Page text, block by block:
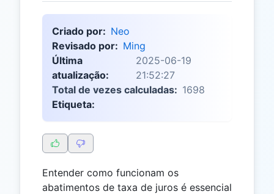
Criado por: Neo
Revisado por: Ming
Última
atualização:
2025-06-19
21:52:27
Total de vezes calculadas: 1698
Etiqueta:
Entender como funcionam os
abatimentos de taxa de juros é essencial